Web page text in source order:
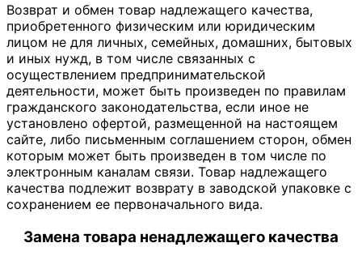
Возврат и обмен товар надлежащего качества,
приобретенного физическим или юридическим
лицом не для личных, семейных, домашних, бытовых
и иных нужд, в том числе связанных с
осуществлением предпринимательской
деятельности, может быть произведен по правилам
гражданского законодательства, если иное не
установлено офертой, размещенной на настоящем
сайте, либо письменным соглашением сторон, обмен
которым может быть произведен в том числе по
электронным каналам связи. Товар надлежащего
качества подлежит возврату в заводской упаковке с
сохранением ее первоначального вида.
Замена товара ненадлежащего качества